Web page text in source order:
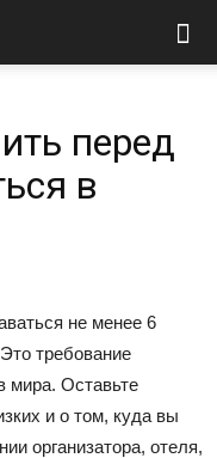
перед
в
не менее 6
требование
мира. Оставьте
и о том, куда вы
организатора, отеля,